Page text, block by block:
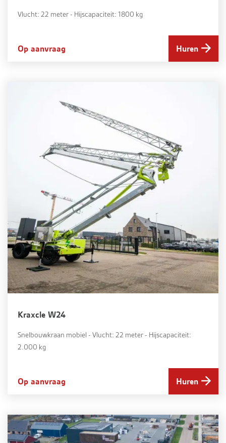
Vlucht: 22 meter - Hijscapaciteit: 1800 kg
Op aanvraag Huren
Kraxcle W24
Snelbouwkraan mobiel - Vlucht: 22 meter - Hijscapaciteit:
2.000 kg
Op aanvraag Huren